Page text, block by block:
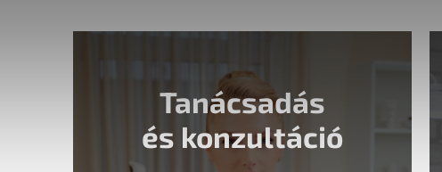
Tanácsadás
és konzultáció